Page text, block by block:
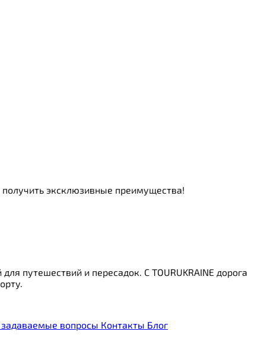
эксклюзивные преимущества!
путешествий и пересадок. С TOURUKRAINE дорога
задаваемые вопросы Контакты Блог